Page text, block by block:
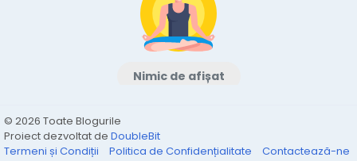
Nimic de afișat
© 2026 Toate Blogurile
Proiect dezvoltat de DoubleBit
Termeni și Condiții
Politica de Confidențialitate Contactează-ne